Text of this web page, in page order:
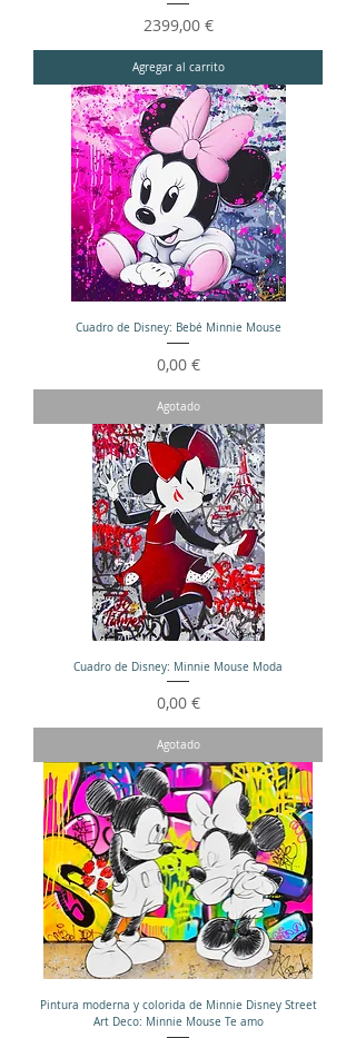
Precio
2399,00 €
Agregar al carrito
Cuadro de Disney: Bebé Minnie Mouse
Precio
0,00 €
Agotado
Cuadro de Disney: Minnie Mouse Moda
Precio
0,00 €
Agotado
Pintura moderna y colorida de Minnie Disney Street
Art Deco: Minnie Mouse Te amo